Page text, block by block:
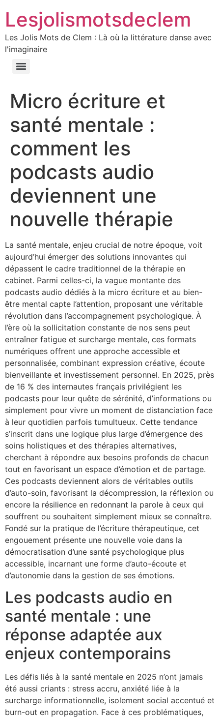
Lesjolismotsdeclem
Les Jolis Mots de Clem : Là où la littérature danse avec
l'imaginaire
Micro écriture et
santé mentale :
comment les
podcasts audio
deviennent une
nouvelle thérapie
La santé mentale, enjeu crucial de notre époque, voit
aujourd’hui émerger des solutions innovantes qui
dépassent le cadre traditionnel de la thérapie en
cabinet. Parmi celles-ci, la vague montante des
podcasts audio dédiés à la micro écriture et au bien-
être mental capte l’attention, proposant une véritable
révolution dans l’accompagnement psychologique. À
l’ère où la sollicitation constante de nos sens peut
entraîner fatigue et surcharge mentale, ces formats
numériques offrent une approche accessible et
personnalisée, combinant expression créative, écoute
bienveillante et investissement personnel. En 2025, près
de 16 % des internautes français privilégient les
podcasts pour leur quête de sérénité, d’informations ou
simplement pour vivre un moment de distanciation face
à leur quotidien parfois tumultueux. Cette tendance
s’inscrit dans une logique plus large d’émergence des
soins holistiques et des thérapies alternatives,
cherchant à répondre aux besoins profonds de chacun
tout en favorisant un espace d’émotion et de partage.
Ces podcasts deviennent alors de véritables outils
d’auto-soin, favorisant la décompression, la réflexion ou
encore la résilience en redonnant la parole à ceux qui
souffrent ou souhaitent simplement mieux se connaître.
Fondé sur la pratique de l’écriture thérapeutique, cet
engouement présente une nouvelle voie dans la
démocratisation d’une santé psychologique plus
accessible, incarnant une forme d’auto-écoute et
d’autonomie dans la gestion de ses émotions.
Les podcasts audio en
santé mentale : une
réponse adaptée aux
enjeux contemporains
Les défis liés à la santé mentale en 2025 n’ont jamais
été aussi criants : stress accru, anxiété liée à la
surcharge informationnelle, isolement social accentué et
burn-out en propagation. Face à ces problématiques,